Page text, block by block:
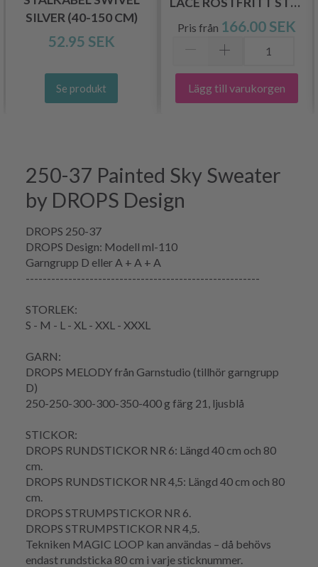
SILVER (40-150 CM)
52.95 SEK
Se produkt
(40–150 CM)
Pris från 166.00 SEK
Lägg till varukorgen
250-37 Painted Sky Sweater
by DROPS Design
DROPS 250-37
DROPS Design: Modell ml-110
Garngrupp D eller A + A + A
-------------------------------------------------------
STORLEK:
S - M - L - XL - XXL - XXXL
GARN:
DROPS MELODY från Garnstudio (tillhör garngrupp
D)
250-250-300-300-350-400 g färg 21, ljusblå
STICKOR:
DROPS RUNDSTICKOR NR 6: Längd 40 cm och 80
cm.
DROPS RUNDSTICKOR NR 4,5: Längd 40 cm och 80
cm.
DROPS STRUMPSTICKOR NR 6.
DROPS STRUMPSTICKOR NR 4,5.
Tekniken MAGIC LOOP kan användas – då behövs
endastrundsticka 80 cm i varje sticknummer.